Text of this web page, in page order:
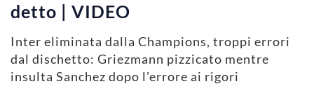
detto | VIDEO
Inter eliminata dalla Champions, troppi errori
dal dischetto: Griezmann pizzicato mentre
insulta Sanchez dopo l'errore ai rigori